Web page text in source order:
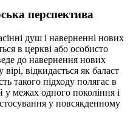
перспектива
душ і наверненні нових
в церкві або особисто
до навернення нових
відкидається як баласт
такого підходу полягає в
у межах одного покоління і
у повсякденному